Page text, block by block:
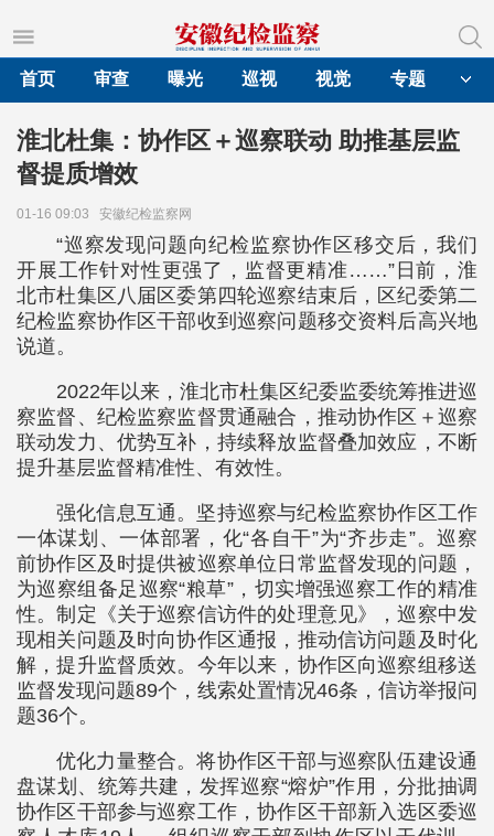
首页
审查 曝光 巡视 视觉 专题
淮北杜集：协作区＋巡察联动 助推基层监
督提质增效
01-16 09:03 安徽纪检监察网
“巡察发现问题向纪检监察协作区移交后，我们
开展工作针对性更强了，监督更精准……”日前，淮
北市杜集区八届区委第四轮巡察结束后，区纪委第二
纪检监察协作区干部收到巡察问题移交资料后高兴地
说道。
2022年以来，淮北市杜集区纪委监委统筹推进巡
察监督、纪检监察监督贯通融合，推动协作区＋巡察
联动发力、优势互补，持续释放监督叠加效应，不断
提升基层监督精准性、有效性。
强化信息互通。坚持巡察与纪检监察协作区工作
一体谋划、一体部署，化“各自干”为“齐步走”。巡察
前协作区及时提供被巡察单位日常监督发现的问题，
为巡察组备足巡察“粮草”，切实增强巡察工作的精准
性。制定《关于巡察信访件的处理意见》，巡察中发
现相关问题及时向协作区通报，推动信访问题及时化
解，提升监督质效。今年以来，协作区向巡察组移送
监督发现问题89个，线索处置情况46条，信访举报问
题36个。
优化力量整合。将协作区干部与巡察队伍建设通
盘谋划、统筹共建，发挥巡察“熔炉”作用，分批抽调
协作区干部参与巡察工作，协作区干部新入选区委巡